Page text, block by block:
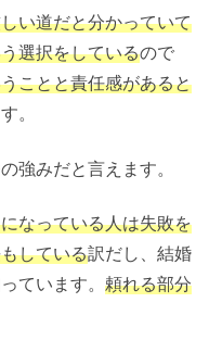
い道だと分かっていて
選択をしているので
ことと責任感があると
。
強みだと言えます。
なっている人は失敗を
している訳だし、結婚
ています。 頼れる部分